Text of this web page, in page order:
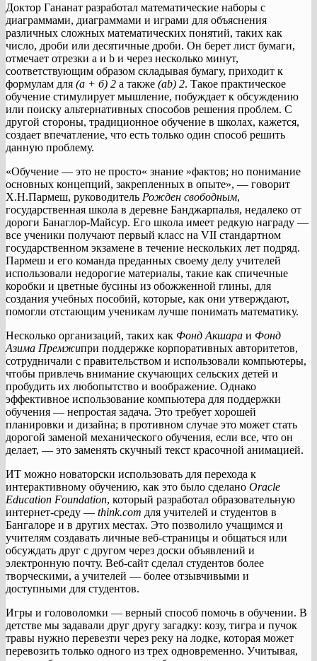
Доктор Гананат разработал математические наборы с
диаграммами, диаграммами и играми для объяснения
различных сложных математических понятий, таких как
число, дроби или десятичные дроби. Он берет лист бумаги,
отмечает отрезки a и b и через несколько минут,
соответствующим образом складывая бумагу, приходит к
формулам для (а + б) 2 а также (ab) 2. Такое практическое
обучение стимулирует мышление, побуждает к обсуждению
или поиску альтернативных способов решения проблем. С
другой стороны, традиционное обучение в школах, кажется,
создает впечатление, что есть только один способ решить
данную проблему.
«Обучение — это не просто« знание »фактов; но понимание
основных концепций, закрепленных в опыте», — говорит
Х.Н.Пармеш, руководитель Рожден свободным,
государственная школа в деревне Банджарпалья, недалеко от
дороги Банаглор-Майсур. Его школа имеет редкую награду —
все ученики получают первый класс на VII стандартном
государственном экзамене в течение нескольких лет подряд.
Пармеш и его команда преданных своему делу учителей
использовали недорогие материалы, такие как спичечные
коробки и цветные бусины из обожженной глины, для
создания учебных пособий, которые, как они утверждают,
помогли отстающим ученикам лучше понимать математику.
Несколько организаций, таких как Фонд Акшара и Фонд
Азима Премжипри поддержке корпоративных авторитетов,
сотрудничали с правительством и использовали компьютеры,
чтобы привлечь внимание скучающих сельских детей и
пробудить их любопытство и воображение. Однако
эффективное использование компьютера для поддержки
обучения — непростая задача. Это требует хорошей
планировки и дизайна; в противном случае это может стать
дорогой заменой механического обучения, если все, что он
делает, — это заменять скучный текст красочной анимацией.
ИТ можно новаторски использовать для перехода к
интерактивному обучению, как это было сделано Oracle
Education Foundation, который разработал образовательную
интернет-среду — think.com для учителей и студентов в
Бангалоре и в других местах. Это позволило учащимся и
учителям создавать личные веб-страницы и общаться или
обсуждать друг с другом через доски объявлений и
электронную почту. Веб-сайт сделал студентов более
творческими, а учителей — более отзывчивыми и
доступными для студентов.
Игры и головоломки — верный способ помочь в обучении. В
детстве мы задавали друг другу загадку: козу, тигра и пучок
травы нужно перевезти через реку на лодке, которая может
перевозить только одного из трех одновременно. Учитывая,